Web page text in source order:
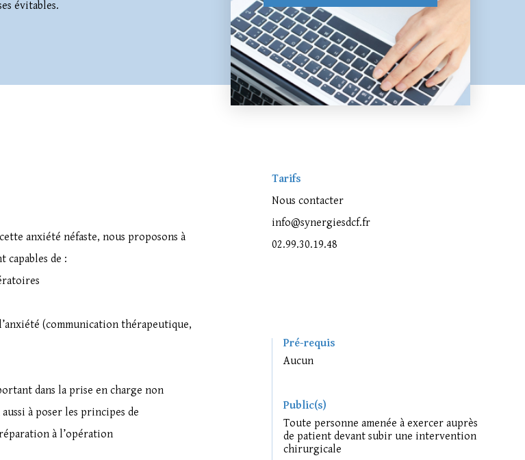
évitables.
anxiété néfaste, nous proposons à
capables de :
(communication thérapeutique,
dans la prise en charge non
à poser les principes de
à l’opération
Tarifs
Nous contacter
info@synergiesdcf.fr
02.99.30.19.48
Pré-requis
Aucun
Public(s)
Toute personne amenée à exercer auprès
de patient devant subir une intervention
chirurgicale